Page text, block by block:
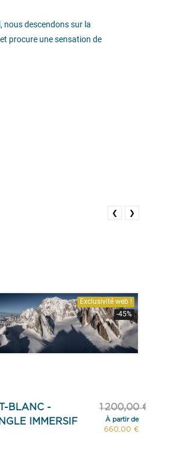
nous descendons sur la
procure une sensation de
Exclusivité web !
-45%
BLANC -
IMMERSIF
1 200,00 €
À partir de
660,00 €
❮ ❯